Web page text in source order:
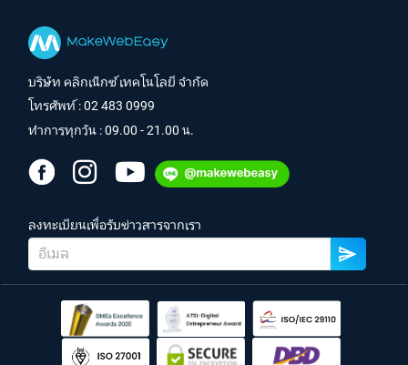
บริษัท คลิกเน็กซ์ เทคโนโลยี จำกัด
โทรศัพท์ :02 483 0999
ทำการทุกวัน : 09.00 - 21.00 น.
ลงทะเบียนเพื่อรับข่าวสารจากเรา